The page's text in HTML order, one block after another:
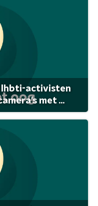
lhbti-activisten
met ...